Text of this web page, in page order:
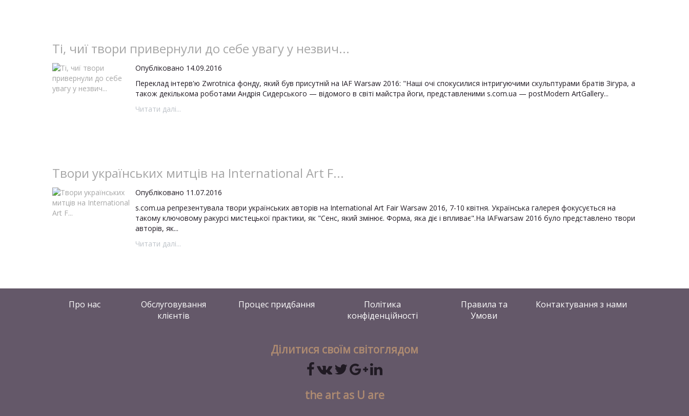
Ті, чиї твори привернули до себе увагу у незвич...
Опубліковано 14.09.2016
Переклад інтерв'ю Zwrotnica фонду, який був присутній на IAF Warsaw 2016: "Наші очі спокусилися інтригуючими скульптурами братів Зігура, а
також декількома роботами Андрія Сидерського — відомого в світі майстра йоги, представленими s.com.ua — postModern ArtGallery...
Читати далі...
Твори українських митців на International Art F...
Опубліковано 11.07.2016
s.com.ua репрезентувала твори українських авторів на International Art Fair Warsaw 2016, 7-10 квітня. Українська галерея фокусується на
такому ключовому ракурсі мистецької практики, як "Сенс, який змінює. Форма, яка діє і впливає".На IAFwarsaw 2016 було представлено твори
авторів, як...
Читати далі...
Про нас
Обслуговування
клієнтів
Процес придбання
Політика
конфіденційності
Правила та
Умови
Контактування з нами
Ділитися своїм світоглядом
the art as U are